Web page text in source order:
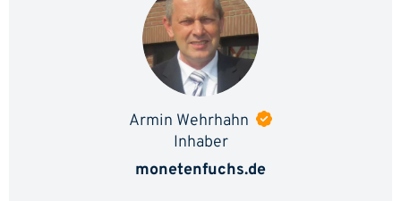
Armin Wehrhahn
Inhaber
monetenfuchs.de